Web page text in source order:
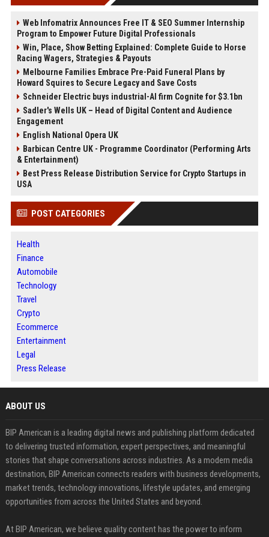
Web Infomatrix Announces Free IT & SEO Summer Internship
Program to Empower Future Digital Professionals
Win, Place, Show Betting Explained: Complete Guide to Horse
Racing Wagers, Strategies & Payouts
Melbourne Families Embrace Pre-Paid Funeral Plans by
Howard Squires to Secure Legacy and Save Costs
Schneider Electric buys industrial-AI firm Cognite for $3.1bn
Sadler's Wells UK – Head of Digital Content and Audience
Engagement
English National Opera UK
Barbican Centre UK - Programme Coordinator (Performing Arts
& Entertainment)
Best Press Release Distribution Service for Crypto Startups in
USA
POST CATEGORIES
Health
Finance
Automobile
Technology
Travel
Crypto
Ecommerce
Entertainment
Legal
Press Release
ABOUT US
BIP American is a leading digital news and publishing platform dedicated
to delivering trusted information, expert perspectives, and meaningful
stories that shape conversations across industries. As a modern media
destination, BIP American connects readers with business developments,
market trends, technology innovations, lifestyle updates, and emerging
opportunities from across the United States and beyond.
At BIP American, we believe quality content has the power to inform